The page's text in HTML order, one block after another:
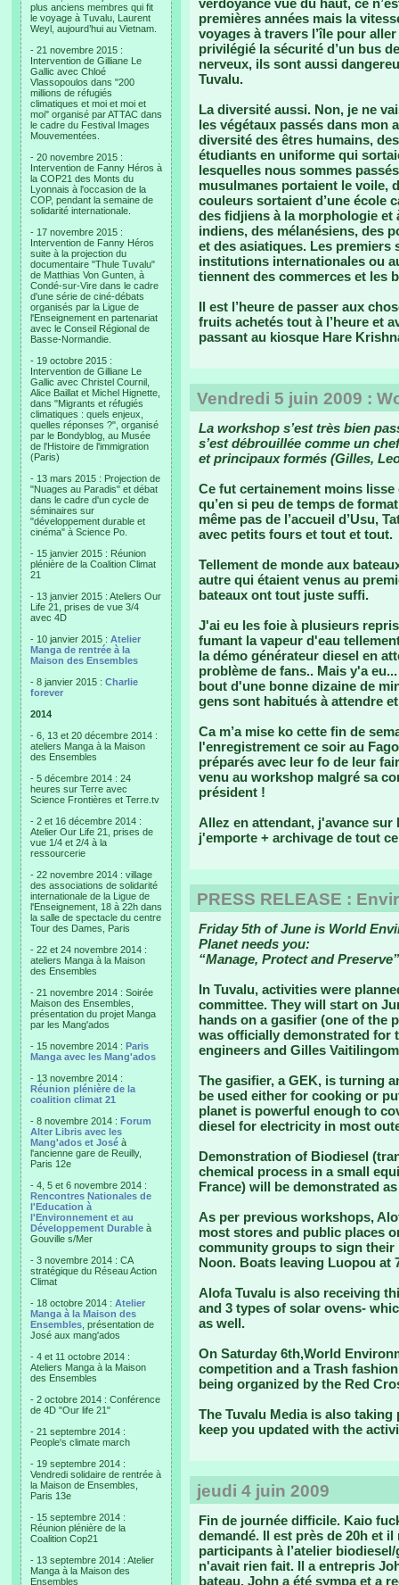
plus anciens membres qui fit
le voyage à Tuvalu, Laurent
Weyl, aujourd’hui au Vietnam.
- 21 novembre 2015 :
Intervention de Gilliane Le
Gallic avec Chloé
Vlassopoulos dans "200
millions de réfugiés
climatiques et moi et moi et
moi" organisé par ATTAC dans
le cadre du Festival Images
Mouvementées.
- 20 novembre 2015 :
Intervention de Fanny Héros à
la COP21 des Monts du
Lyonnais à l'occasion de la
COP, pendant la semaine de
solidarité internationale.
- 17 novembre 2015 :
Intervention de Fanny Héros
suite à la projection du
documentaire "Thule Tuvalu"
de Matthias Von Gunten, à
Condé-sur-Vire dans le cadre
d'une série de ciné-débats
organisés par la Ligue de
l'Enseignement en partenariat
avec le Conseil Régional de
Basse-Normandie.
- 19 octobre 2015 :
Intervention de Gilliane Le
Gallic avec Christel Cournil,
Alice Baillat et Michel Hignette,
dans "Migrants et réfugiés
climatiques : quels enjeux,
quelles réponses ?", organisé
par le Bondyblog, au Musée
de l'Histoire de l'immigration
(Paris)
- 13 mars 2015 : Projection de
"Nuages au Paradis" et débat
dans le cadre d'un cycle de
séminaires sur
"développement durable et
cinéma" à Science Po.
- 15 janvier 2015 : Réunion
plénière de la Coalition Climat
21
- 13 janvier 2015 : Ateliers Our
Life 21, prises de vue 3/4
avec 4D
- 10 janvier 2015 : Atelier
Manga de rentrée à la
Maison des Ensembles
- 8 janvier 2015 : Charlie
forever
2014
- 6, 13 et 20 décembre 2014 :
ateliers Manga à la Maison
des Ensembles
- 5 décembre 2014 : 24
heures sur Terre avec
Science Frontières et Terre.tv
- 2 et 16 décembre 2014 :
Atelier Our Life 21, prises de
vue 1/4 et 2/4 à la
ressourcerie
- 22 novembre 2014 : village
des associations de solidarité
internationale de la Ligue de
l'Enseignement, 18 à 22h dans
la salle de spectacle du centre
Tour des Dames, Paris
- 22 et 24 novembre 2014 :
ateliers Manga à la Maison
des Ensembles
- 21 novembre 2014 : Soirée
Maison des Ensembles,
présentation du projet Manga
par les Mang'ados
- 15 novembre 2014 : Paris
Manga avec les Mang'ados
- 13 novembre 2014 :
Réunion plénière de la
coalition climat 21
- 8 novembre 2014 : Forum
Alter Libris avec les
Mang'ados et José à
l'ancienne gare de Reuilly,
Paris 12e
- 4, 5 et 6 novembre 2014 :
Rencontres Nationales de
l'Education à
l'Environnement et au
Développement Durable à
Gouville s/Mer
- 3 novembre 2014 : CA
stratégique du Réseau Action
Climat
- 18 octobre 2014 : Atelier
Manga à la Maison des
Ensembles , présentation de
José aux mang'ados
- 4 et 11 octobre 2014 :
Ateliers Manga à la Maison
des Ensembles
- 2 octobre 2014 : Conférence
de 4D "Our life 21"
- 21 septembre 2014 :
People's climate march
- 19 septembre 2014 :
Vendredi solidaire de rentrée à
la Maison de Ensembles,
Paris 13e
- 15 septembre 2014 :
Réunion plénière de la
Coalition Cop21
- 13 septembre 2014 : Atelier
Manga à la Maison des
Ensembles
verdoyance vue du haut, ce
premières années mais la
voyages à travers l’île pour
privilégié la sécurité d’un bus
nerveux, ils sont aussi
Tuvalu.
La diversité aussi. Non, je ne
les végétaux passés dans mon
diversité des êtres humains,
étudiants en uniforme qui
lesquelles nous sommes
musulmanes portaient le voile,
couleurs sortaient d’une école
des fidjiens à la morphologie
indiens, des mélanésiens, des
et des asiatiques. Les
institutions internationales ou
tiennent des commerces et les
Il est l’heure de passer aux
fruits achetés tout à l’heure et
passant au kiosque Hare
Vendredi 5 juin 2009 :
La workshop s’est très bien
s’est débrouillée comme un
et principaux formés (Gilles,
Ce fut certainement moins lisse
qu’en si peu de temps de
même pas de l’accueil d’Usu,
avec petits fours et tout et tout.
Tellement de monde aux
autre qui étaient venus au
bateaux ont tout juste suffi.
J'ai eu les foie à plusieurs
fumant la vapeur d'eau
la démo générateur diesel en
problème de fans.. Mais y'a
bout d'une bonne dizaine de
gens sont habitués à attendre
Ca m’a mise ko cette fin de
l'enregistrement ce soir au
préparés avec leur fo de leur
venu au workshop malgré sa
président !
Allez en attendant, j'avance sur
j'emporte + archivage de tout
PRESS RELEASE :
Friday 5th of June is World
Planet needs you:
“Manage, Protect and
In Tuvalu, activities were
committee. They will start on
hands on a gasifier (one of the
was officially demonstrated for
engineers and Gilles
The gasifier, a GEK, is turning
be used either for cooking or
planet is powerful enough to
diesel for electricity in most
Demonstration of Biodiesel
chemical process in a small
France) will be demonstrated
As per previous workshops,
most stores and public places
community groups to sign their
Noon. Boats leaving Luopou at
Alofa Tuvalu is also receiving
and 3 types of solar ovens-
as well.
On Saturday 6th,World
competition and a Trash
being organized by the Red
The Tuvalu Media is also
keep you updated with the
jeudi 4 juin 2009
Fin de journée difficile. Kaio
demandé. Il est près de 20h et
participants à l’atelier
n'avait rien fait. Il a entrepris
bateau. John a été sympa et a